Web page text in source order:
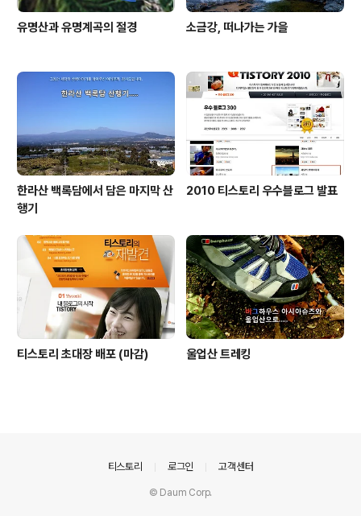
유명산과 유명계곡의 절경 소금강, 떠나가는 가을
한라산 백록담에서 담은 마지막 산
행기
2010 티스토리 우수블로그 발표
티스토리 초대장 배포 (마감) 울업산 트레킹
티스토리 로그인 고객센터
© Daum Corp.